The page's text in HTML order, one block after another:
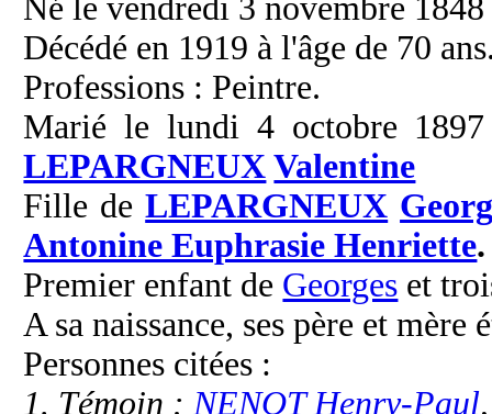
Né le vendredi 3 novembre
Décédé en 1919 à l'âge de 70
Professions : Peintre.
Marié le lundi 4 octobre
LEPARGNEUX Valentine
Fille deLEPARGNEUX
Antonine Euphrasie Henriette.
Premier enfant de Georges et
A sa naissance, ses père et mère
Personnes citées :
1. Témoin :NENOT Henry-Paul